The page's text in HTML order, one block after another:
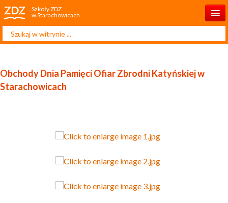
Szkoły ZDZ
w Starachowicach
Start
Rekrutacja 2025/2026
Szukaj...
Obchody Dnia Pamięci Ofiar Zbrodni Katyńskiej w
Starachowicach